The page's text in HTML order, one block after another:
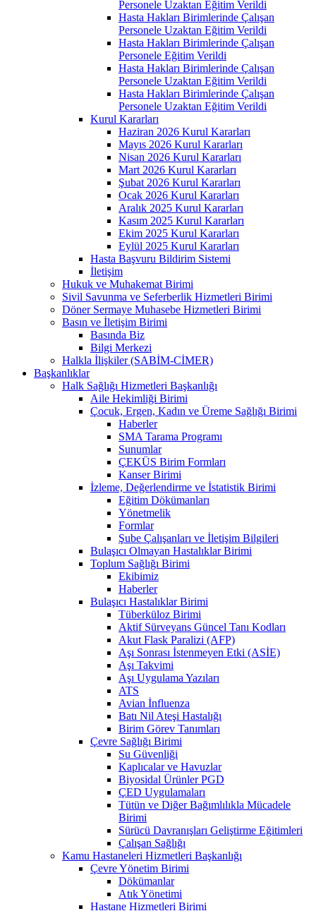
Personele Uzaktan Eğitim Verildi
Hasta Hakları Birimlerinde Çalışan
Personele Uzaktan Eğitim Verildi
Hasta Hakları Birimlerinde Çalışan
Personele Eğitim Verildi
Hasta Hakları Birimlerinde Çalışan
Personele Uzaktan Eğitim Verildi
Hasta Hakları Birimlerinde Çalışan
Personele Uzaktan Eğitim Verildi
Kurul Kararları
Haziran 2026 Kurul Kararları
Mayıs 2026 Kurul Kararları
Nisan 2026 Kurul Kararları
Mart 2026 Kurul Kararları
Şubat 2026 Kurul Kararları
Ocak 2026 Kurul Kararları
Aralık 2025 Kurul Kararları
Kasım 2025 Kurul Kararları
Ekim 2025 Kurul Kararları
Eylül 2025 Kurul Kararları
Hasta Başvuru Bildirim Sistemi
İletişim
Hukuk ve Muhakemat Birimi
Sivil Savunma ve Seferberlik Hizmetleri Birimi
Döner Sermaye Muhasebe Hizmetleri Birimi
Basın ve İletişim Birimi
Basında Biz
Bilgi Merkezi
Halkla İlişkiler (SABİM-CİMER)
Başkanlıklar
Halk Sağlığı Hizmetleri Başkanlığı
Aile Hekimliği Birimi
Çocuk, Ergen, Kadın ve Üreme Sağlığı Birimi
Haberler
SMA Tarama Programı
Sunumlar
ÇEKÜS Birim Formları
Kanser Birimi
İzleme, Değerlendirme ve İstatistik Birimi
Eğitim Dökümanları
Yönetmelik
Formlar
Şube Çalışanları ve İletişim Bilgileri
Bulaşıcı Olmayan Hastalıklar Birimi
Toplum Sağlığı Birimi
Ekibimiz
Haberler
Bulaşıcı Hastalıklar Birimi
Tüberküloz Birimi
Aktif Sürveyans Güncel Tanı Kodları
Akut Flask Paralizi (AFP)
Aşı Sonrası İstenmeyen Etki (ASİE)
Aşı Takvimi
Aşı Uygulama Yazıları
ATS
Avian İnfluenza
Batı Nil Ateşi Hastalığı
Birim Görev Tanımları
Çevre Sağlığı Birimi
Su Güvenliği
Kaplıcalar ve Havuzlar
Biyosidal Ürünler PGD
ÇED Uygulamaları
Tütün ve Diğer Bağımlılıkla Mücadele
Birimi
Sürücü Davranışları Geliştirme Eğitimleri
Çalışan Sağlığı
Kamu Hastaneleri Hizmetleri Başkanlığı
Çevre Yönetim Birimi
Dökümanlar
Atık Yönetimi
Hastane Hizmetleri Birimi